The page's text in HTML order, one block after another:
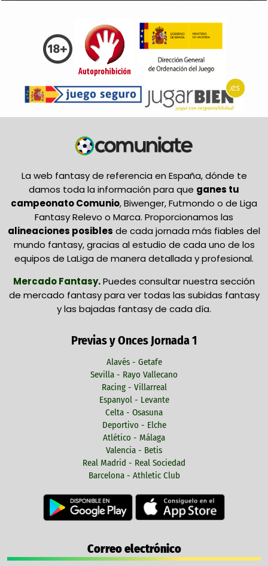
La web fantasy de referencia en España, dónde te
damos toda la información para que ganes tu
campeonato Comunio, Biwenger, Futmondo o de Liga
Fantasy Relevo o Marca. Proporcionamos las
alineaciones posibles de cada jornada más fiables del
mundo fantasy, gracias al estudio de cada uno de los
equipos de LaLiga de manera detallada y profesional.
Mercado Fantasy.Puedes consultar nuestra sección
de mercado fantasy para ver todas las subidas fantasy
y las bajadas fantasy de cada día.
Previas y Onces Jornada 1
Alavés - Getafe
Sevilla - Rayo Vallecano
Racing - Villarreal
Espanyol - Levante
Celta - Osasuna
Deportivo - Elche
Atlético - Málaga
Valencia - Betis
Real Madrid - Real Sociedad
Barcelona - Athletic Club
Correo electrónico